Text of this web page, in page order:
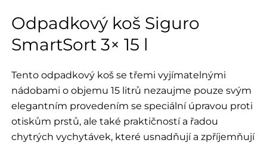
Odpadkový koš Siguro
SmartSort 3× 15 l
Tento odpadkový koš se třemi vyjímatelnými
nádobami o objemu 15 litrů nezaujme pouze svým
elegantním provedením se speciální úpravou proti
otiskům prstů, ale také praktičností a řadou
chytrých vychytávek, které usnadňují a zpříjemňují